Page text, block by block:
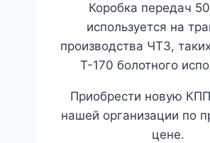
Коробка передач
используется на
производства ЧТЗ,
Т-170 болотного
Приобрести новую
нашей организации по
цене.